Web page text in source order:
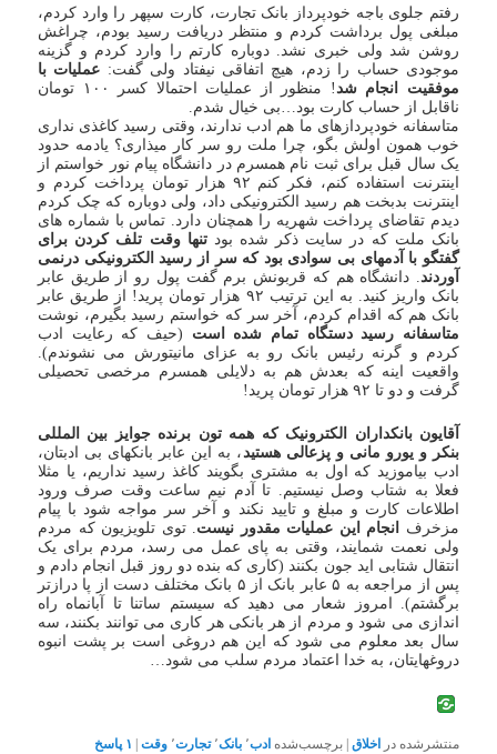
رفتم جلوی باجه خودپرداز بانک تجارت، کارت سپهر را وارد کردم،
مبلغی پول برداشت کردم و منتظر دریافت رسید بودم، چراغش
روشن شد ولی خبری نشد. دوباره کارتم را وارد کردم و گزینه
موجودی حساب را زدم، هیچ اتفاقی نیفتاد ولی گفت: عملیات با
موفقیت انجام شد
! منظور از عملیات احتمالا کسر ۱۰۰ تومان
ناقابل از حساب کارت بود…بی خیال شدم.
متاسفانه خودپردازهای ما هم ادب ندارند، وقتی رسید کاغذی نداری
خوب همون اولش بگو، چرا ملت رو سر کار میذاری؟ یادمه حدود
یک سال قبل برای ثبت نام همسرم در دانشگاه پیام نور خواستم از
اینترنت استفاده کنم، فکر کنم ۹۲ هزار تومان پرداخت کردم و
اینترنت بدبخت هم رسید الکترونیکی داد، ولی دوباره که چک کردم
دیدم تقاضای پرداخت شهریه را همچنان دارد. تماس با شماره های
بانک ملت که در سایت ذکر شده بودتنها وقت تلف کردن برای
گفتگو با آدمهای بی سوادی بود که سر از رسید الکترونیکی درنمی
آوردند . دانشگاه هم که قربونش برم گفت پول رو از طریق عابر
بانک واریز کنید. به این ترتیب ۹۲ هزار تومان پرید! از طریق عابر
بانک هم که اقدام کردم، آخر سر که خواستم رسید بگیرم، نوشت
متاسفانه رسید دستگاه تمام شده است ‌ (حیف که رعایت ادب
کردم و گرنه رئیس بانک رو به عزای مانیتورش می نشوندم).
واقعیت اینه که بعدش هم به دلایلی همسرم مرخصی تحصیلی
گرفت و دو تا ۹۲ هزار تومان پرید!
آقایون بانکداران الکترونیک که همه تون برنده جوایز بین المللی
بنکر و یورو مانی و پزعالی هستید، به این عابر بانکهای بی ادبتان،
ادب بیاموزید که اول به مشتری بگویند کاغذ رسید نداریم، یا مثلا
فعلا به شتاب وصل نیستیم. تا آدم نیم ساعت وقت صرف ورود
اطلاعات کارت و مبلغ و تایید نکند و آخر سر مواجه شود با پیام
مزخرف
انجام این عملیات مقدور نیست. توی تلویزیون که مردم
ولی نعمت شمایند، وقتی به پای عمل می رسد، مردم برای یک
انتقال شتابی اید جون بکنند (کاری که بنده دو روز قبل انجام دادم و
پس از مراجعه به ۵ عابر بانک از ۵ بانک مختلف دست از پا درازتر
برگشتم). امروز شعار می دهید که سیستم ساتنا تا آبانماه راه
اندازی می شود و مردم از هر بانکی هر کاری می توانند بکنند، سه
سال بعد معلوم می شود که این هم دروغی است بر پشت انبوه
دروغهایتان، به خدا اعتماد مردم سلب می شود…
منتشرشده در اخلاق |برچسب‌شده ادب٬ بانک٬ تجارت٬ وقت ۱ پاسخ